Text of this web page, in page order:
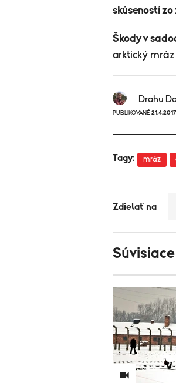
skúseností
Škody v
arktický
Drahu
PUBLIKOVANÉ
Tagy: mráz
Zdielať na